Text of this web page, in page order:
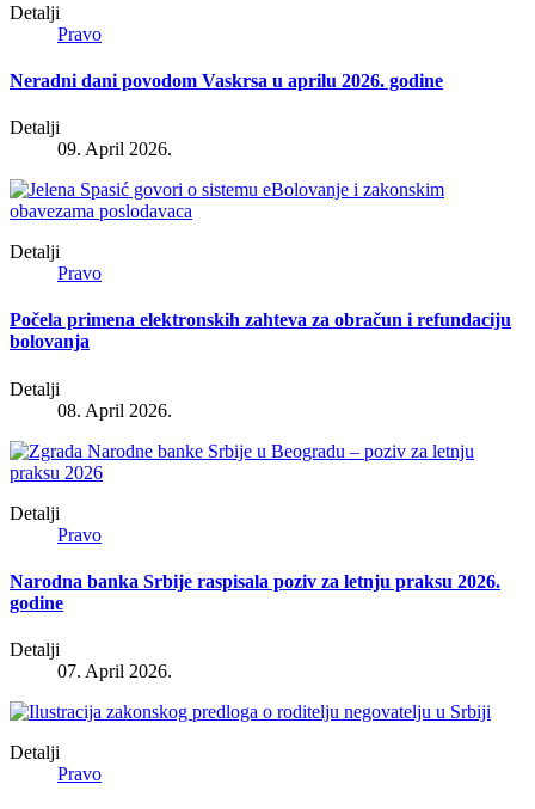
Detalji
Pravo
Neradni dani povodom Vaskrsa u aprilu 2026. godine
Detalji
09. April 2026.
Detalji
Pravo
Počela primena elektronskih zahteva za obračun i refundaciju
bolovanja
Detalji
08. April 2026.
Detalji
Pravo
Narodna banka Srbije raspisala poziv za letnju praksu 2026.
godine
Detalji
07. April 2026.
Detalji
Pravo